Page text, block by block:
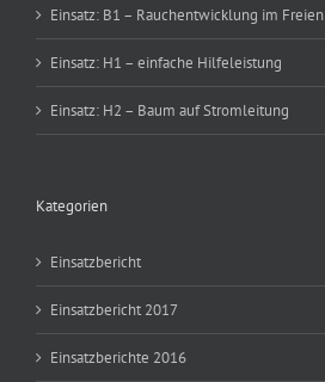
Einsatz: B1 – Rauchentwicklung im Freien
Einsatz: H1 – einfache Hilfeleistung
Einsatz: H2 – Baum auf Stromleitung
Kategorien
Einsatzbericht
Einsatzbericht 2017
Einsatzberichte 2016